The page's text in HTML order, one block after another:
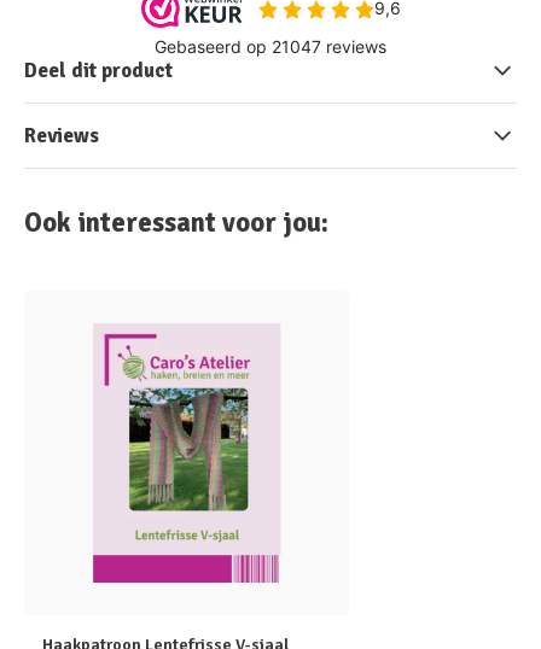
Deel dit product
Reviews
Ook interessant voor jou:
Haakpatroon Lentefrisse V-sjaal